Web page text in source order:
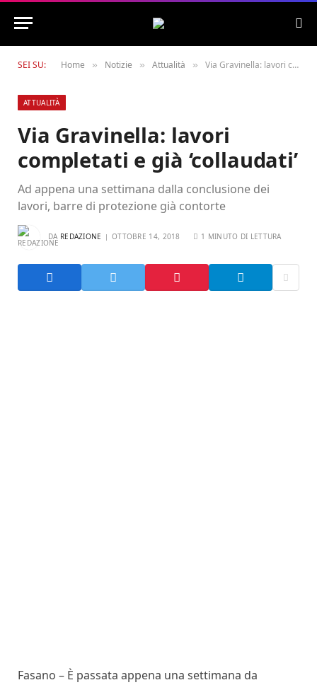
SEI SU: Home » Notizie » Attualità » Via Gravinella: lavori completati e già ‘collaudati’
ATTUALITÀ
Via Gravinella: lavori
completati e già ‘collaudati’
Ad appena una settimana dalla conclusione dei
lavori, barre di protezione già contorte
DA REDAZIONE OTTOBRE 14, 2018 1 MINUTO DI LETTURA
Fasano – È passata appena una settimana da